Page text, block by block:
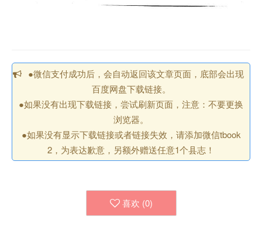
●微信支付成功后，会自动返回该文章页面，底部会出现
百度网盘下载链接。
●如果没有出现下载链接，尝试刷新页面，注意：不要更换
浏览器。
●如果没有显示下载链接或者链接失效，请添加微信tbook
2，为表达歉意，另额外赠送任意1个县志！
喜欢 (0)